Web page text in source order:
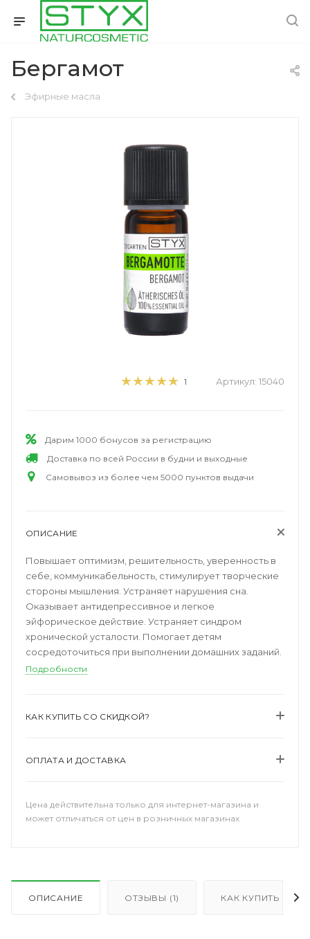
Бергамот
Эфирные масла
1 Артикул: 15040
Дарим 1000 бонусов за регистрацию
Доставка по всей России в будни и выходные
Самовывоз из более чем 5000 пунктов выдачи
ОПИСАНИЕ
Повышает оптимизм, решительность, уверенность в
себе, коммуникабельность, стимулирует творческие
стороны мышления. Устраняет нарушения сна.
Оказывает антидепрессивное и легкое
эйфорическое действие. Устраняет синдром
хронической усталости. Помогает детям
сосредоточиться при выполнении домашних заданий.
Подробности
КАК КУПИТЬ СО СКИДКОЙ?
ОПЛАТА И ДОСТАВКА
Цена действительна только для интернет-магазина и
может отличаться от цен в розничных магазинах
ОПИСАНИЕ ОТЗЫВЫ (1) КАК КУПИТЬ